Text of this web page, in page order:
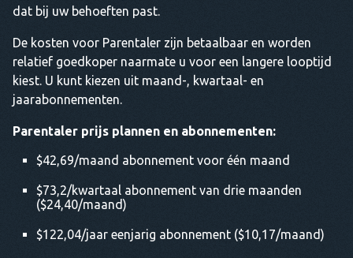
dat bij uw behoeften past.
De kosten voor Parentaler zijn betaalbaar en worden
relatief goedkoper naarmate u voor een langere looptijd
kiest. U kunt kiezen uit maand-, kwartaal- en
jaarabonnementen.
Parentaler prijs plannen en abonnementen:
$42,69/maand abonnement voor één maand
$73,2/kwartaal abonnement van drie maanden
($24,40/maand)
$122,04/jaar eenjarig abonnement ($10,17/maand)